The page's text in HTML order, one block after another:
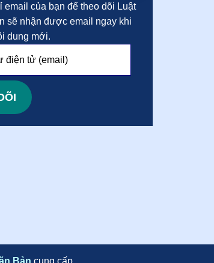
email của bạn để theo dõi Luật
sẽ nhận được email ngay khi
dung mới.
Bản cung cấp